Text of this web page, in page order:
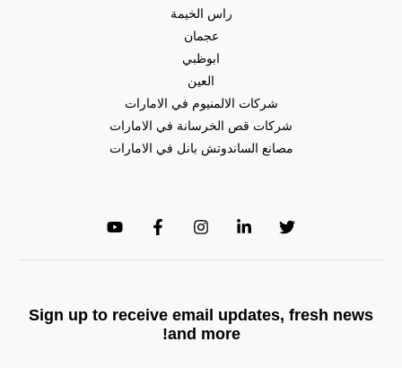
راس الخيمة
عجمان
ابوظبي
العين
شركات الالمنيوم في الامارات
شركات قص الخرسانة في الامارات
مصانع الساندوتش بانل في الامارات
Sign up to receive email updates, fresh news
and more!